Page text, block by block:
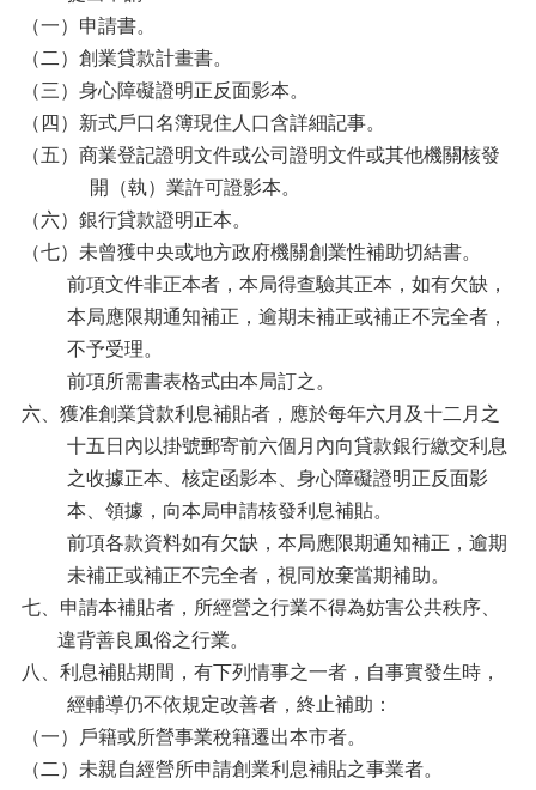
（一）申請書。
（二）創業貸款計畫書。
（三）身心障礙證明正反面影本。
（四）新式戶口名簿現住人口含詳細記事。
（五）商業登記證明文件或公司證明文件或其他機關核發
開（執）業許可證影本。
（六）銀行貸款證明正本。
（七）未曾獲中央或地方政府機關創業性補助切結書。
前項文件非正本者，本局得查驗其正本，如有欠缺，
本局應限期通知補正，逾期未補正或補正不完全者，
不予受理。
前項所需書表格式由本局訂之。
六、獲准創業貸款利息補貼者，應於每年六月及十二月之
十五日內以掛號郵寄前六個月內向貸款銀行繳交利息
之收據正本、核定函影本、身心障礙證明正反面影
本、領據，向本局申請核發利息補貼。
前項各款資料如有欠缺，本局應限期通知補正，逾期
未補正或補正不完全者，視同放棄當期補助。
七、申請本補貼者，所經營之行業不得為妨害公共秩序、
違背善良風俗之行業。
八、利息補貼期間，有下列情事之一者，自事實發生時，
經輔導仍不依規定改善者，終止補助：
（一）戶籍或所營事業稅籍遷出本市者。
（二）未親自經營所申請創業利息補貼之事業者。